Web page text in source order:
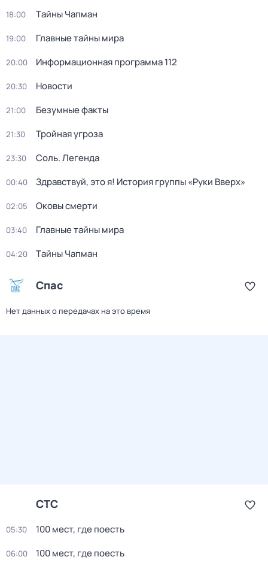
18:00 Тaйны Чапман
19:00 Главные тайны мира
20:00 Информационная программа 112
20:30 Новости
21:00 Безумные факты
21:30 Тройная угроза
23:30 Соль. Легенда
00:40 Здравствуй, это я! История группы «Руки Вверх»
02:05 Оковы смерти
03:40 Главные тайны мира
04:20 Тaйны Чапман
Спас
Нет данных о передачах на это время
СТС
05:30 100 мест, где поесть
06:00 100 мест, где поесть